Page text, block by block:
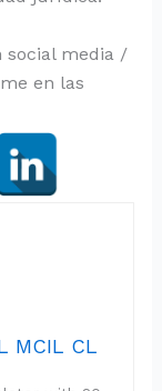
social media /
en las
MCIL CL